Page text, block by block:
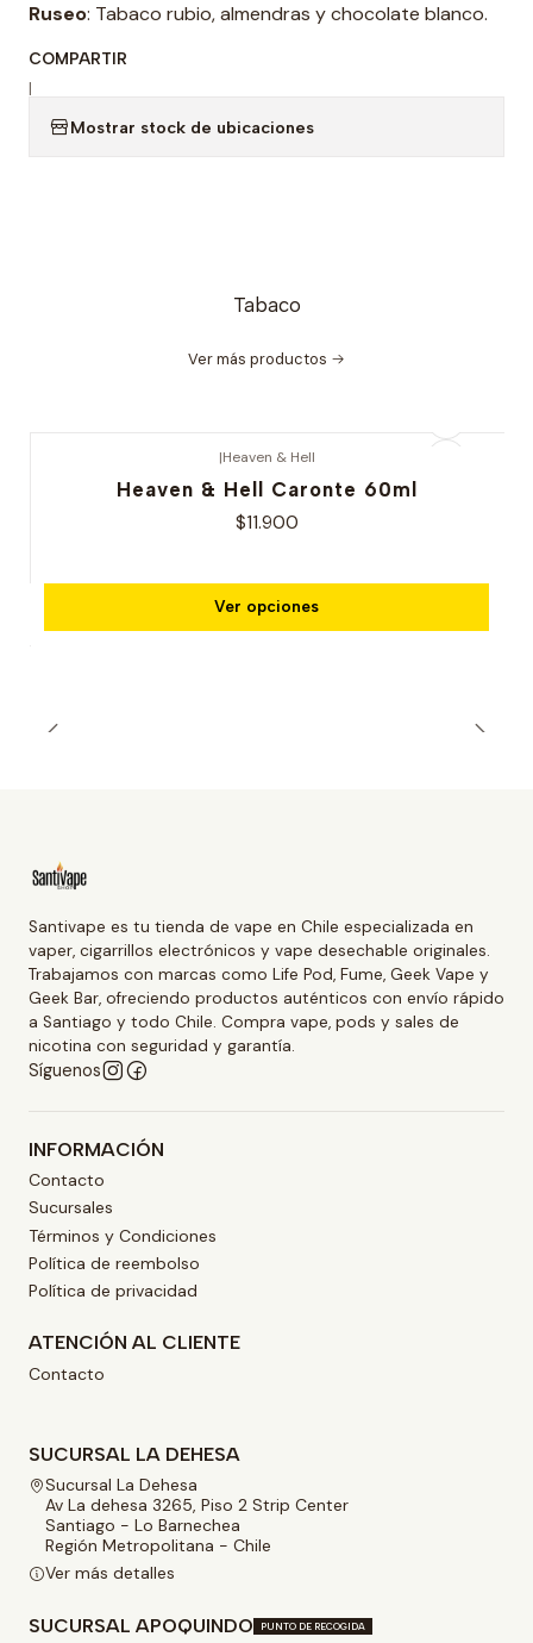
Ruseo: Tabaco rubio, almendras y chocolate blanco.
COMPARTIR
|
Mostrar stock de ubicaciones
Tabaco
Ver más productos
|Heaven & Hell
Heaven & Hell Caronte 60ml
$11.900
Ver opciones
Santivape es tu tienda de vape en Chile especializada en
vaper, cigarrillos electrónicos y vape desechable originales.
Trabajamos con marcas como Life Pod, Fume, Geek Vape y
Geek Bar, ofreciendo productos auténticos con envío rápido
a Santiago y todo Chile. Compra vape, pods y sales de
nicotina con seguridad y garantía.
Síguenos
INFORMACIÓN
Contacto
Sucursales
Términos y Condiciones
Política de reembolso
Política de privacidad
ATENCIÓN AL CLIENTE
Contacto
SUCURSAL LA DEHESA
Sucursal La Dehesa
Av La dehesa 3265, Piso 2 Strip Center
Santiago - Lo Barnechea
Región Metropolitana - Chile
Ver más detalles
SUCURSAL APOQUINDO PUNTO DE RECOGIDA